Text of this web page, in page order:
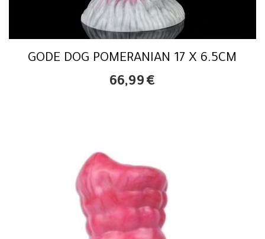
GODE DOG POMERANIAN 17 X 6.5CM
66,99 €